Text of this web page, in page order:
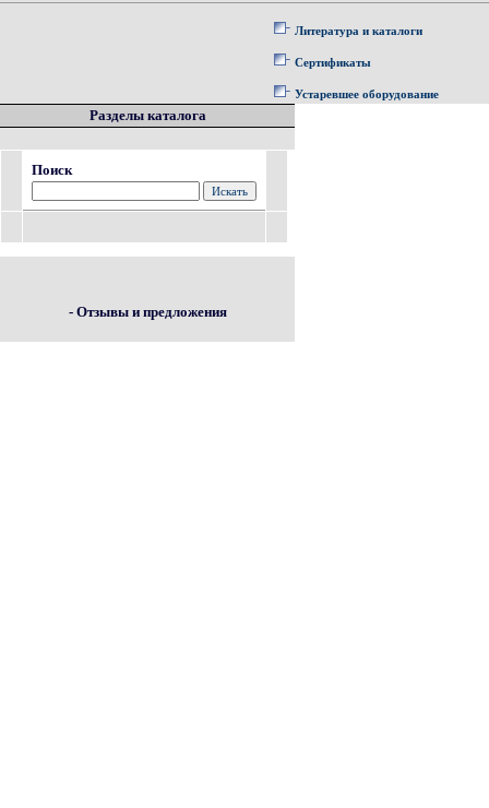
Литература и каталоги
Сертификаты
Устаревшее оборудование
Разделы каталога
Поиск
- Отзывы и предложения